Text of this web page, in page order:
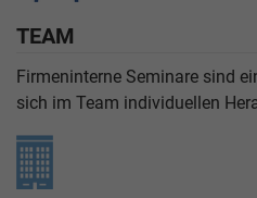
TEAM
Firmeninterne Seminare sind
sich im Team individuellen